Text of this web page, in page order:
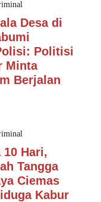
Desa di
Politisi
Minta
Berjalan
10 Hari,
Tangga
Ciemas
Kabur